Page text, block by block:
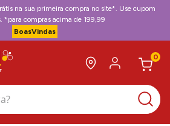
na sua primeira compra no site*. Use cupom
*para compras acima de 199,99
BoasVindas
0